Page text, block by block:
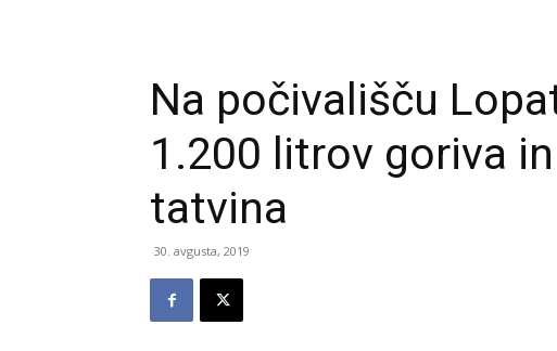
Na počivališču
1.200 litrov goriva
tatvina
30. avgusta, 2019